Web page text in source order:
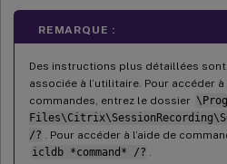
REMARQUE :
Des instructions plus détaillées
associée à l’utilitaire. Pour accéder à
commandes, entrez le dossier
/?
. Pour accéder à l’aide de
icldb *command* /?